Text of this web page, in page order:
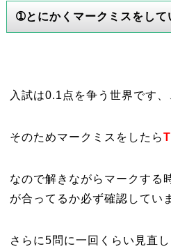
➀とにかくマークミスをして
入試は0.1点を争う世界です、
そのためマークミスをしたら
なので解きながらマークする
が合ってるか必ず確認してい
さらに5問に一回くらい見直